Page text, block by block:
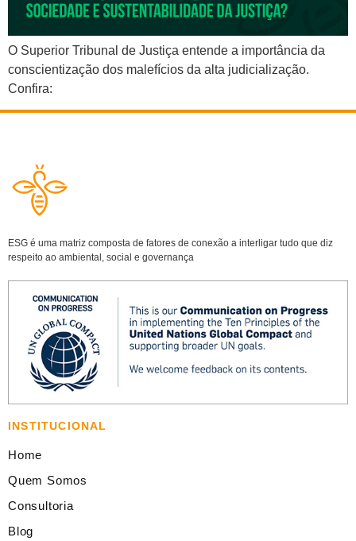
O Superior Tribunal de Justiça entende a importância da
conscientização dos malefícios da alta judicialização.
Confira:
ESG é uma matriz composta de fatores de conexão a interligar tudo que diz
respeito ao ambiental, social e governança
INSTITUCIONAL
Home
Quem Somos
Consultoria
Blog